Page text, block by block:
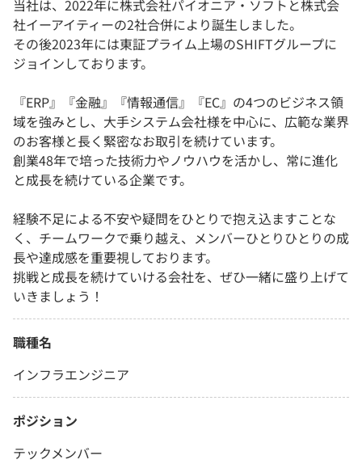
当社は、2022年に株式会社パイオニア・ソフトと株式会
社イーアイティーの2社合併により誕生しました。
その後2023年には東証プライム上場のSHIFTグループに
ジョインしております。
『ERP』『金融』『情報通信』『EC』の4つのビジネス領
域を強みとし、大手システム会社様を中心に、広範な業界
のお客様と長く緊密なお取引を続けています。
創業48年で培った技術力やノウハウを活かし、常に進化
と成長を続けている企業です。
経験不足による不安や疑問をひとりで抱え込ますことな
く、チームワークで乗り越え、メンバーひとりひとりの成
長や達成感を重要視しております。
挑戦と成長を続けていける会社を、ぜひ一緒に盛り上げて
いきましょう！
職種名
インフラエンジニア
ポジション
テックメンバー